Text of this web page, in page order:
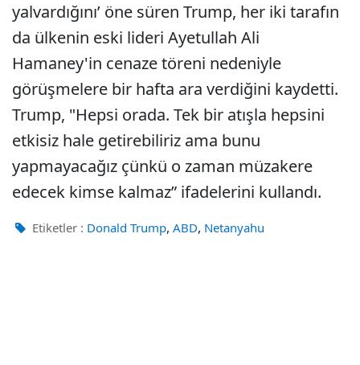
yalvardığını’ öne süren Trump, her iki tarafın
da ülkenin eski lideri Ayetullah Ali
Hamaney'in cenaze töreni nedeniyle
görüşmelere bir hafta ara verdiğini kaydetti.
Trump, "Hepsi orada. Tek bir atışla hepsini
etkisiz hale getirebiliriz ama bunu
yapmayacağız çünkü o zaman müzakere
edecek kimse kalmaz” ifadelerini kullandı.
Etiketler : Donald Trump, ABD, Netanyahu